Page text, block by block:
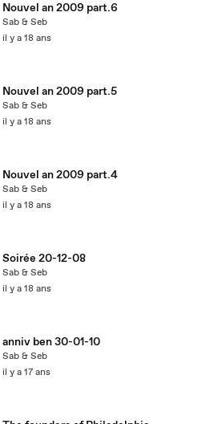
Nouvel an 2009 part.6
Sab & Seb
il y a 18 ans
Nouvel an 2009 part.5
Sab & Seb
il y a 18 ans
Nouvel an 2009 part.4
Sab & Seb
il y a 18 ans
Soirée 20-12-08
Sab & Seb
il y a 18 ans
anniv ben 30-01-10
Sab & Seb
il y a 17 ans